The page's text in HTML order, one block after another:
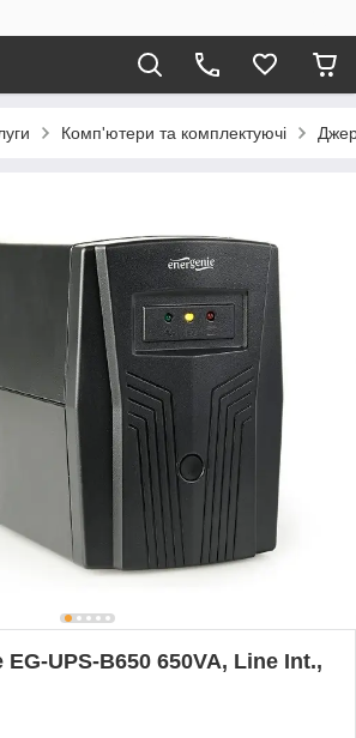
Комп'ютери та комплектуючі
UPS-B650 650VA, Line Int.,